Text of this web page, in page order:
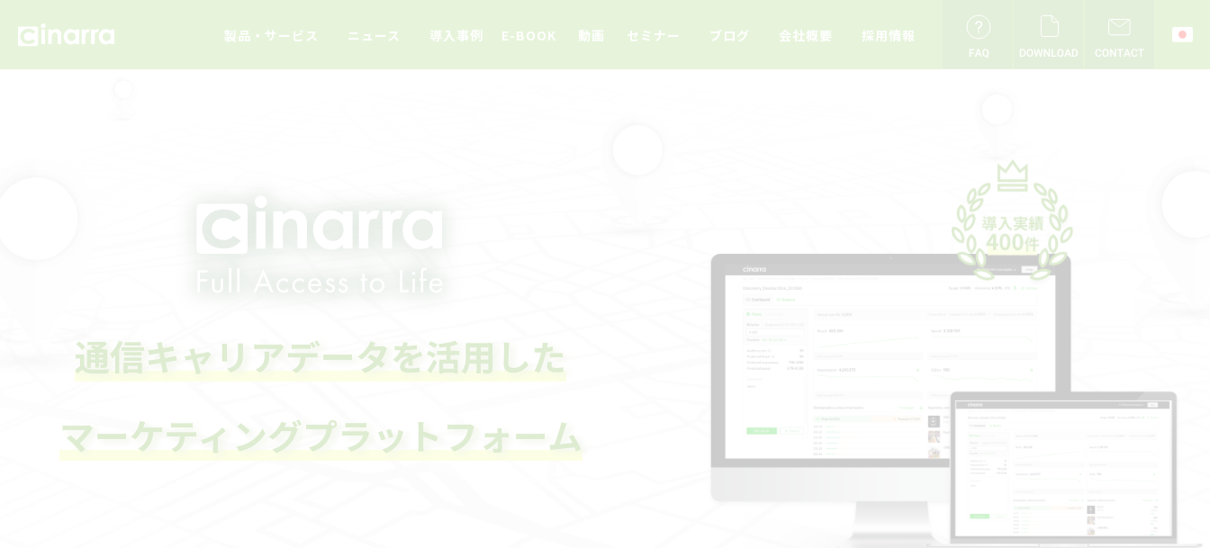
製品・サービス ニュース 導入事例 E-BOOK 動画 セミナー ブログ 会社概要 採用情報
通信キャリアデータを活用した
マーケティングプラットフォーム